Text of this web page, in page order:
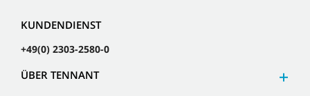
KUNDENDIENST
+49(0) 2303-2580-0
ÜBER TENNANT